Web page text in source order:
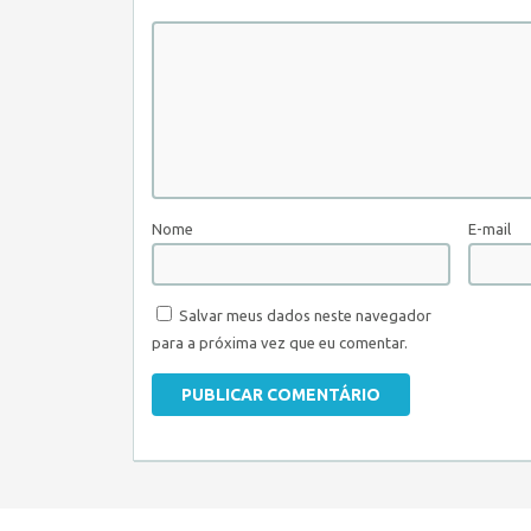
Nome E-mail
Salvar meus dados neste navegador
para a próxima vez que eu comentar.